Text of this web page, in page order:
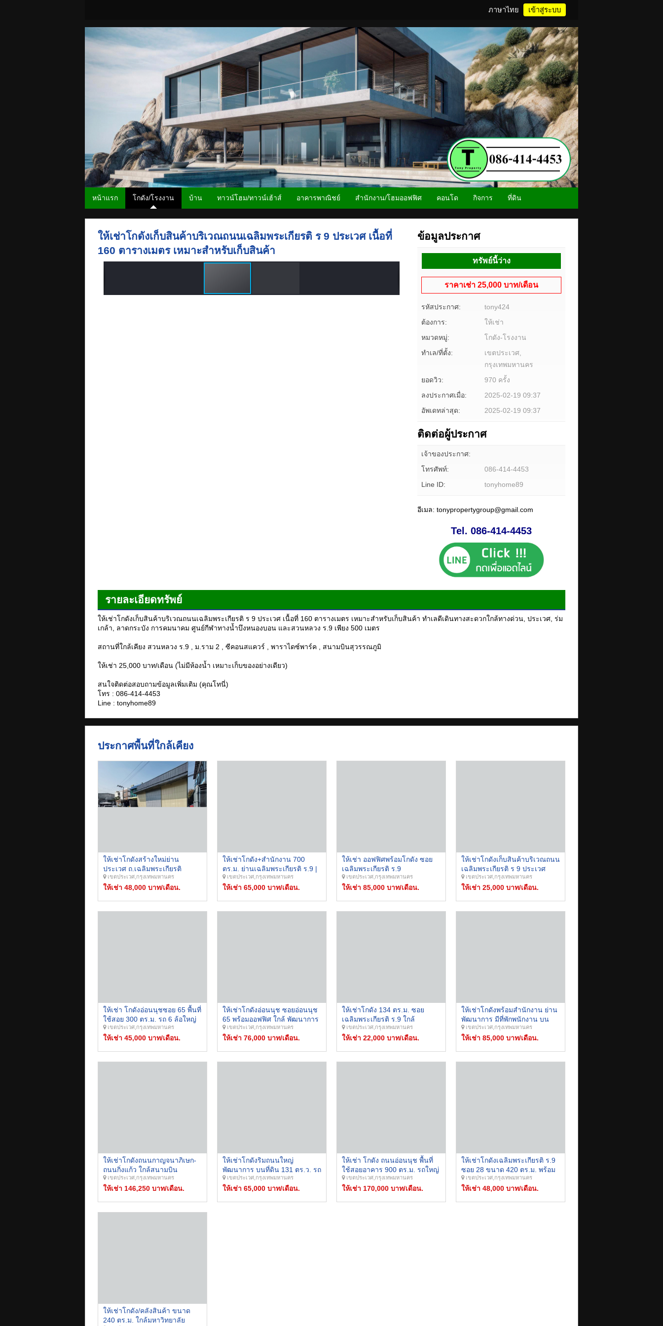
ภาษาไทย เข้าสู่ระบบ
หน้าแรก โกดัง/โรงงาน บ้าน ทาวน์โฮม/ทาวน์เฮ้าส์ อาคารพาณิชย์ สำนักงาน/โฮมออฟฟิศ คอนโด กิจการ ที่ดิน
ให้เช่าโกดังเก็บสินค้าบริเวณถนนเฉลิมพระเกียรติ ร 9 ประเวศ เนื้อที่
160 ตารางเมตร เหมาะสำหรับเก็บสินค้า
ข้อมูลประกาศ
ทรัพย์นี้ว่าง
ราคาเช่า 25,000 บาท/เดือน
รหัสประกาศ:
tony424
ต้องการ:
ให้เช่า
หมวดหมู่:
โกดัง-โรงงาน
ทำเล/ที่ตั้ง:
เขตประเวศ,
กรุงเทพมหานคร
ยอดวิว:
970 ครั้ง
ลงประกาศเมื่อ:
2025-02-19 09:37
อัพเดทล่าสุด:
2025-02-19 09:37
ติดต่อผู้ประกาศ
เจ้าของประกาศ:
โทรศัพท์:
086-414-4453
Line ID:
tonyhome89
อีเมล: tonypropertygroup@gmail.com
Tel. 086-414-4453
รายละเอียดทรัพย์
ให้เช่าโกดังเก็บสินค้าบริเวณถนนเฉลิมพระเกียรติ ร 9 ประเวศ เนื้อที่ 160 ตารางเมตร เหมาะสำหรับเก็บสินค้า ทำเลดีเดินทางสะดวกใกล้ทางด่วน, ประเวศ, ร่ม
เกล้า, ลาดกระบัง การคมนาคม ศูนย์กีฬาทางน้ำบึงหนองบอน และสวนหลวง ร.9 เพียง 500 เมตร
สถานที่ใกล้เคียง สวนหลวง ร.9 , ม.ราม 2 , ซีคอนสแควร์ , พาราไดซ์พาร์ค , สนามบินสุวรรณภูมิ
ให้เช่า 25,000 บาท/เดือน (ไม่มีห้องน้ำ เหมาะเก็บของอย่างเดียว)
สนใจติดต่อสอบถามข้อมูลเพิ่มเติม (คุณโทนี่)
โทร : 086-414-4453
Line : tonyhome89
ประกาศพื้นที่ใกล้เคียง
ให้เช่าโกดังสร้างใหม่ย่าน
ประเวศ ถ.เฉลิมพระเกียรติ
สวนหลวง ร.9 ขนาดที่ดิน 100
ตารางวา พื้นที่ใช้สอย 288
เขตประเวศ,กรุงเทพมหานคร
ให้เช่า 48,000 บาท/เดือน.
ให้เช่าโกดัง+สำนักงาน 700
ตร.ม. ย่านเฉลิมพระเกียรติ ร.9 |
รถใหญ่เข้าได้ | ค่าเช่า 65,000
เขตประเวศ,กรุงเทพมหานคร
ให้เช่า 65,000 บาท/เดือน.
ให้เช่า ออฟฟิศพร้อมโกดัง ซอย
เฉลิมพระเกียรติ ร.9
เขตประเวศ,กรุงเทพมหานคร
ให้เช่า 85,000 บาท/เดือน.
ให้เช่าโกดังเก็บสินค้าบริเวณถนน
เฉลิมพระเกียรติ ร 9 ประเวศ
เนื้อที่ 160 ตารางเมตร เหมาะ
สำหรับเก็บสินค้า
เขตประเวศ,กรุงเทพมหานคร
ให้เช่า 25,000 บาท/เดือน.
ให้เช่า โกดังอ่อนนุชซอย 65 พื้นที่
ใช้สอย 300 ตร.ม. รถ 6 ล้อใหญ่
เข้าออกได้สะดวก ใกล้ ถนน
พัฒนาการ, ถนนลาดกระบัง,
เขตประเวศ,กรุงเทพมหานคร
ให้เช่า 45,000 บาท/เดือน.
ให้เช่าโกดังอ่อนนุช ซอยอ่อนนุช
65 พร้อมออฟฟิศ ใกล้ พัฒนาการ
ศรีนครินทร์ ลาดกระบัง
เขตประเวศ,กรุงเทพมหานคร
ให้เช่า 76,000 บาท/เดือน.
ให้เช่าโกดัง 134 ตร.ม. ซอย
เฉลิมพระเกียรติ ร.9 ใกล้
สวนหลวง ร.9 เข้าออกหลายทาง
เขตประเวศ,กรุงเทพมหานคร
ให้เช่า 22,000 บาท/เดือน.
ให้เช่าโกดังพร้อมสำนักงาน ย่าน
พัฒนาการ มีที่พักพนักงาน บน
ที่ดิน 200 ตร.ว. พื้นที่ใช้สอยรวม
1,000 ตร.ม.
เขตประเวศ,กรุงเทพมหานคร
ให้เช่า 85,000 บาท/เดือน.
ให้เช่าโกดังถนนกาญจนาภิเษก-
ถนนกิ่งแก้ว ใกล้สนามบิน
สุวรรณภูมิ พื้นที่ใช้สอยอาคาร
รวม 1,125 ตร.ม.
เขตประเวศ,กรุงเทพมหานคร
ให้เช่า 146,250 บาท/เดือน.
ให้เช่าโกดังริมถนนใหญ่
พัฒนาการ บนที่ดิน 131 ตร.ว. รถ
ขนส่งขนาดใหญ่ลงของสะดวก
เหมาะสำหรับเปิดหน้าร้าน ธุรกิจ
เขตประเวศ,กรุงเทพมหานคร
ให้เช่า 65,000 บาท/เดือน.
ให้เช่า โกดัง ถนนอ่อนนุช พื้นที่
ใช้สอยอาคาร 900 ตร.ม. รถใหญ่
เข้าได้ จอดรถได้หลายคัน
เขตประเวศ,กรุงเทพมหานคร
ให้เช่า 170,000 บาท/เดือน.
ให้เช่าโกดังเฉลิมพระเกียรติ ร.9
ซอย 28 ขนาด 420 ตร.ม. พร้อม
ออฟฟิศ ใกล้ ม.ราม 2 , สวนหลวง
ร.9
เขตประเวศ,กรุงเทพมหานคร
ให้เช่า 48,000 บาท/เดือน.
ให้เช่าโกดัง/คลังสินค้า ขนาด
240 ตร.ม. ใกล้มหาวิทยาลัย